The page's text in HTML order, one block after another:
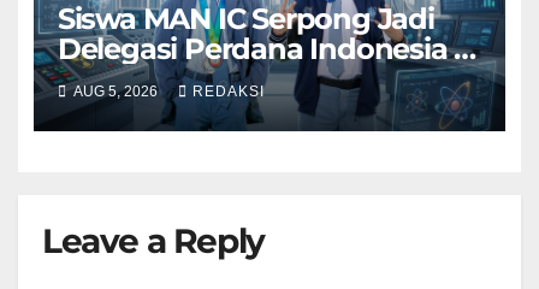
Siswa MAN IC Serpong Jadi
Delegasi Perdana Indonesia di
Olimpiade Sains Nuklir
Internasional
AUG 5, 2026 REDAKSI
Leave a Reply